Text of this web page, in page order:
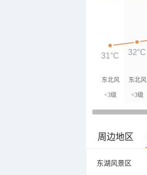
东北风
<3级
东北风
<3级
31°C 32°C
周边地区
东湖风景区